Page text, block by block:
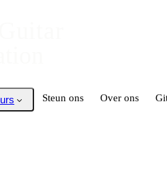
Steun ons Over ons